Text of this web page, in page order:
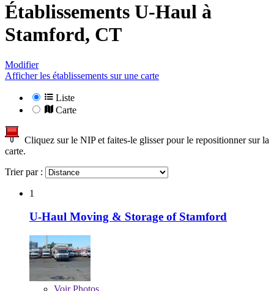
Établissements U-Haul à
Stamford, CT
Modifier
Afficher les établissements sur une carte
Liste
Carte
Cliquez sur le NIP et faites-le glisser pour le repositionner sur la
carte.
Trier par :
1
U-Haul Moving & Storage of Stamford
VoirPhotos